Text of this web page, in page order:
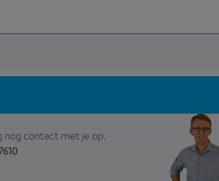
nog contact met je op.